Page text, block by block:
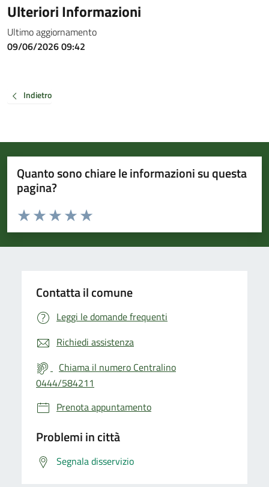
Ulteriori Informazioni
Ultimo aggiornamento
09/06/2026 09:42
Indietro
Quanto sono chiare le informazioni su questa
pagina?
Valuta da 1 a 5 stelle la pagina
Valuta 5 stelle su 5
Valuta 4 stelle su 5
Valuta 3 stelle su 5
Valuta 2 stelle su 5
Valuta 1 stelle su 5
Contatta il comune
Leggi le domande frequenti
Richiedi assistenza
Chiama il numero Centralino
0444/584211
Prenota appuntamento
Problemi in città
Segnala disservizio